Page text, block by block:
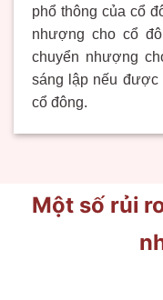
phổ thông của cổ
nhượng cho cổ
chuyển nhượng
sáng lập nếu được
cổ đông.
Một số rủi